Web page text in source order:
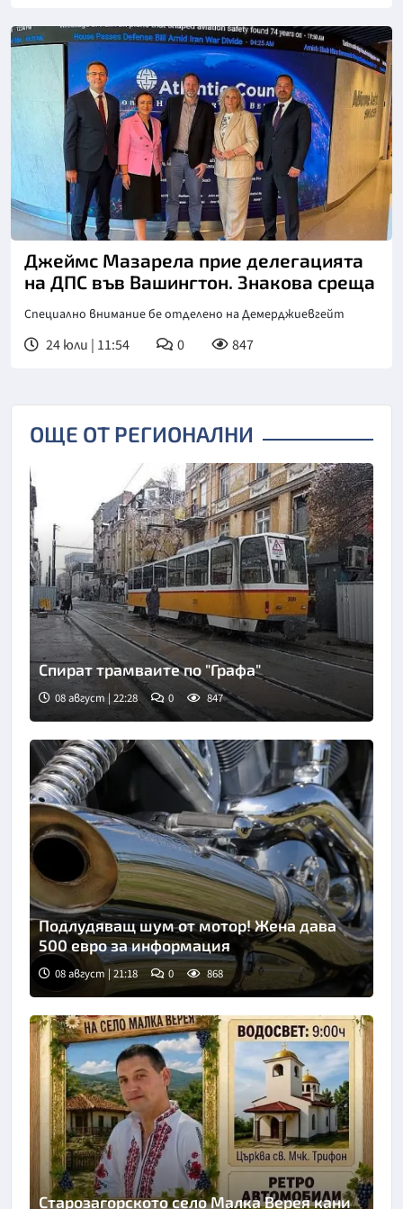
Джеймс Мазарела прие делегацията
на ДПС във Вашингтон. Знакова среща
Специално внимание бе отделено на Демерджиевгейт
24 юли | 11:54 0 847
ОЩЕ ОТ РЕГИОНАЛНИ
Спират трамваите по "Графа"
08 август | 22:28 0 847
Подлудяващ шум от мотор! Жена дава
500 евро за информация
08 август | 21:18 0 868
Старозагорското село Малка Верея кани